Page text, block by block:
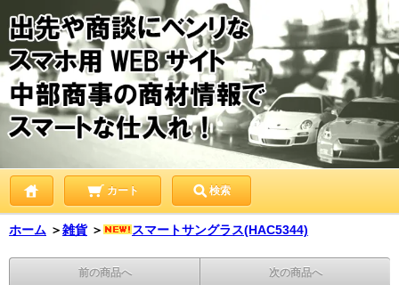
カート 検索
ホーム ＞雑貨 ＞ スマートサングラス(HAC5344)
前の商品へ 次の商品へ